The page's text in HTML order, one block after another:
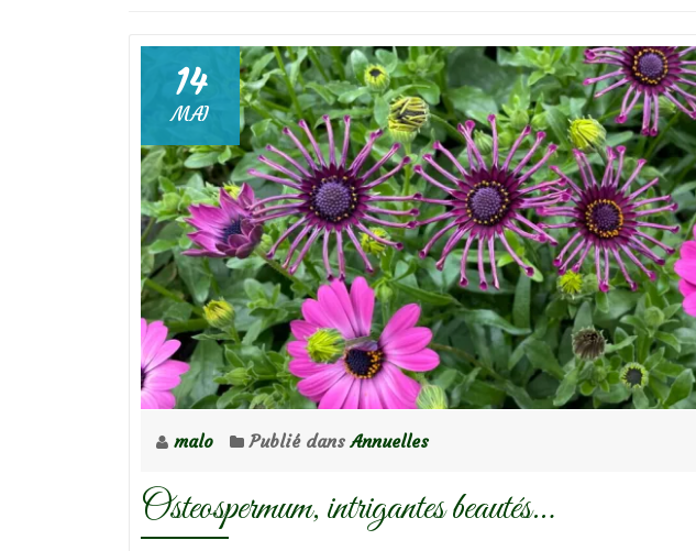
14
MAI
malo Publié dansAnnuelles
Osteospermum, intrigantes beautés…